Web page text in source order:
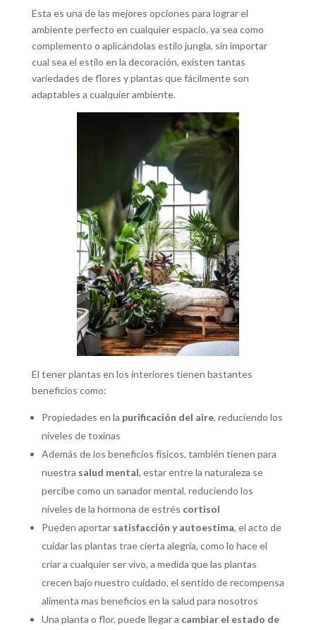
Esta es una de las mejores opciones para lograr el
ambiente perfecto en cualquier espacio, ya sea como
complemento o aplicándolas estilo jungla, sin importar
cual sea el estilo en la decoración, existen tantas
variedades de flores y plantas que fácilmente son
adaptables a cualquier ambiente.
El tener plantas en los interiores tienen bastantes
beneficios como:
Propiedades en la purificación del aire, reduciendo los
niveles de toxinas
Además de los beneficios físicos, también tienen para
nuestra salud mental, estar entre la naturaleza se
percibe como un sanador mental, reduciendo los
niveles de la hormona de estrés cortisol
Pueden aportar satisfacción y autoestima, el acto de
cuidar las plantas trae cierta alegría, como lo hace el
criar a cualquier ser vivo, a medida que las plantas
crecen bajo nuestro cuidado, el sentido de recompensa
alimenta mas beneficios en la salud para nosotros
Una planta o flor, puede llegar a cambiar el estado de